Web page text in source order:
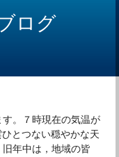
ログ
。７時現在の気温が
とつない穏やかな天
年中は，地域の皆